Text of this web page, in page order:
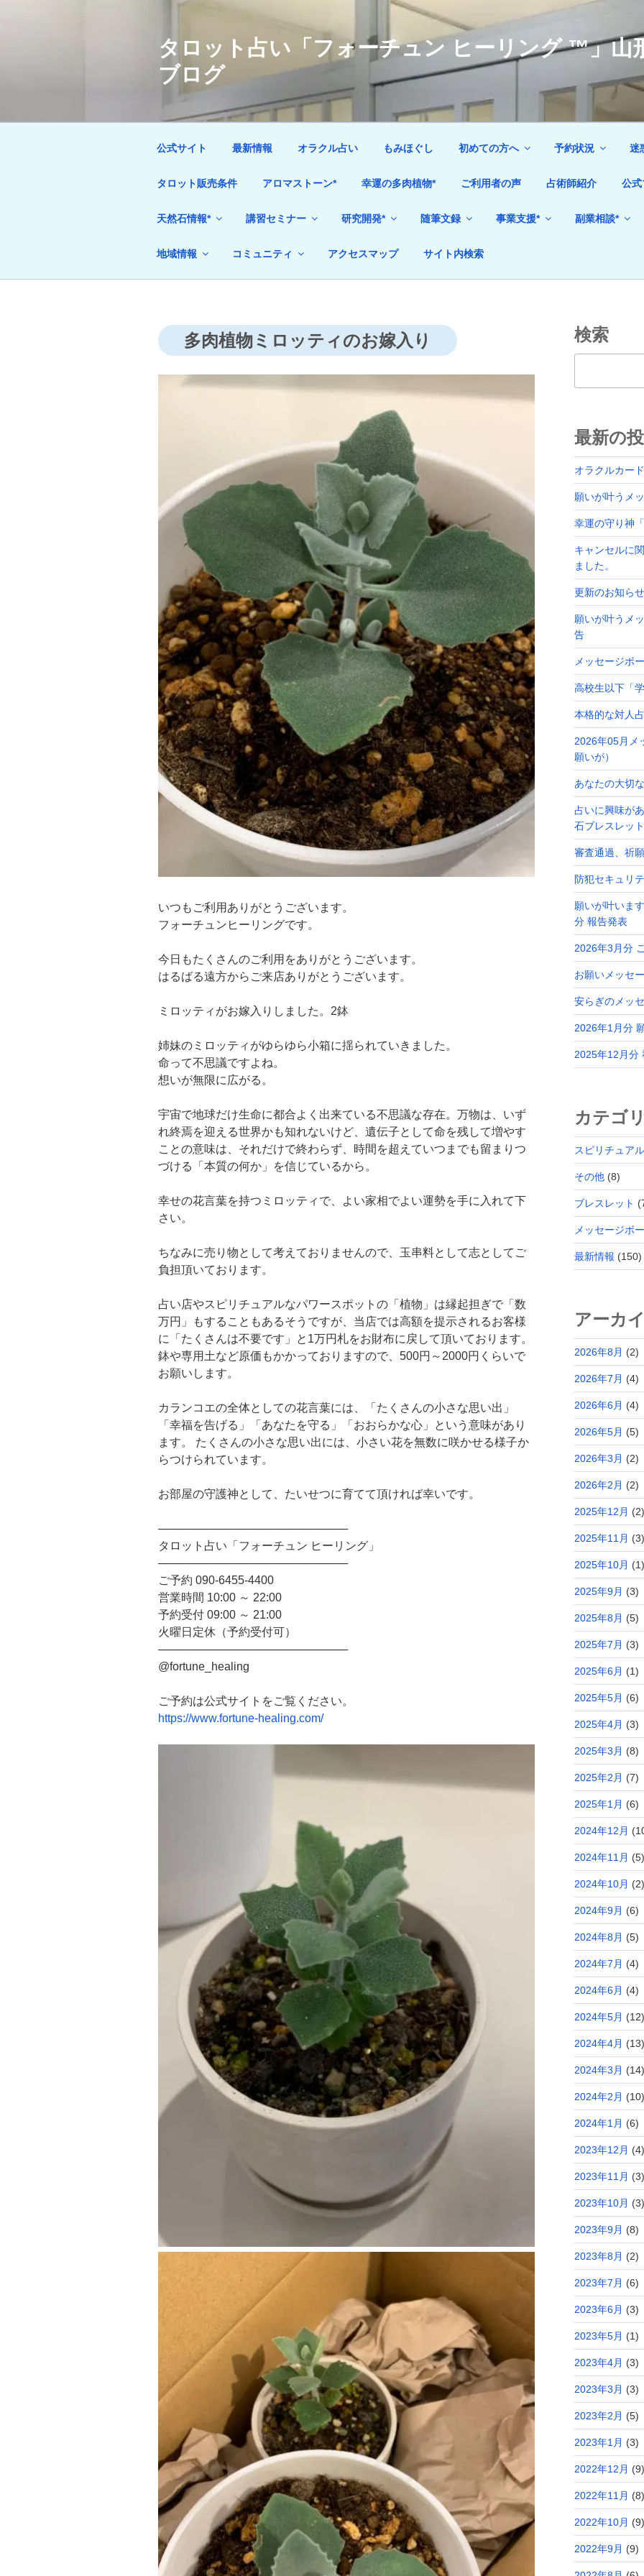
タロット占い「フォーチュン ヒーリング ™」山
ブログ
公式サイト 最新情報 オラクル占い もみほぐし 初めての方へ 予約状況 迷
タロット販売条件 アロマストーン* 幸運の多肉植物* ご利用者の声 占術師紹介 公式
天然石情報* 講習セミナー 研究開発* 随筆文録 事業支援* 副業相談*
地域情報 コミュニティ アクセスマップ サイト内検索
多肉植物ミロッティのお嫁入り
いつもご利用ありがとうございます。
フォーチュンヒーリングです。
今日もたくさんのご利用をありがとうございます。
はるばる遠方からご来店ありがとうございます。
ミロッティがお嫁入りしました。2鉢
姉妹のミロッティがゆらゆら小箱に揺られていきました。
命って不思議ですよね。
想いが無限に広がる。
宇宙で地球だけ生命に都合よく出来ている不思議な存在。万物は、いず
れ終焉を迎える世界かも知れないけど、遺伝子として命を残して増やす
ことの意味は、それだけで終わらず、時間を超えていつまでも留まりつ
づける「本質の何か」を信じているから。
幸せの花言葉を持つミロッティで、よい家相でよい運勢を手に入れて下
さい。
ちなみに売り物として考えておりませんので、玉串料として志としてご
負担頂いております。
占い店やスピリチュアルなパワースポットの「植物」は縁起担ぎで「数
万円」もすることもあるそうですが、当店では高額を提示されるお客様
に「たくさんは不要です」と1万円札をお財布に戻して頂いております。
鉢や専用土など原価もかかっておりますので、500円～2000円くらいで
お願いします。
カランコエの全体としての花言葉には、「たくさんの小さな思い出」
「幸福を告げる」「あなたを守る」「おおらかな心」という意味があり
ます。 たくさんの小さな思い出には、小さい花を無数に咲かせる様子か
らつけられています。
お部屋の守護神として、たいせつに育てて頂ければ幸いです。
────────────────────────
タロット占い「フォーチュン ヒーリング」
────────────────────────
ご予約 090-6455-4400
営業時間 10:00 ～ 22:00
予約受付 09:00 ～ 21:00
火曜日定休（予約受付可）
────────────────────────
@fortune_healing
ご予約は公式サイトをご覧ください。
https://www.fortune-healing.com/
検索
最新の
オラクルカー
願いが叶うメ
幸運の守り神
キャンセルに
ました。
更新のお知ら
願いが叶うメ
告
メッセージボ
高校生以下「
本格的な対人
2026年05月メ
願いが）
あなたの大切
占いに興味が
石ブレスレット
審査通過、祈
防犯セキュリ
願いが叶いま
分 報告発表
2026年3月分
お願いメッセ
安らぎのメッ
2026年1月分
2025年12月分
カテゴ
スピリチュアル
その他(8)
ブレスレット
メッセージボ
最新情報 (150)
アーカ
2026年8月 (2)
2026年7月 (4)
2026年6月 (4)
2026年5月 (5)
2026年3月 (2)
2026年2月 (2)
2025年12月 (2)
2025年11月 (3)
2025年10月 (1)
2025年9月 (3)
2025年8月 (5)
2025年7月 (3)
2025年6月 (1)
2025年5月 (6)
2025年4月 (3)
2025年3月 (8)
2025年2月 (7)
2025年1月 (6)
2024年12月
2024年11月 (5)
2024年10月 (2)
2024年9月 (6)
2024年8月 (5)
2024年7月 (4)
2024年6月 (4)
2024年5月 (12)
2024年4月 (13)
2024年3月 (14)
2024年2月 (10)
2024年1月 (6)
2023年12月 (4)
2023年11月 (3)
2023年10月 (3)
2023年9月 (8)
2023年8月 (2)
2023年7月 (6)
2023年6月 (3)
2023年5月 (1)
2023年4月 (3)
2023年3月 (3)
2023年2月 (5)
2023年1月 (3)
2022年12月 (9)
2022年11月 (8)
2022年10月 (9)
2022年9月 (9)